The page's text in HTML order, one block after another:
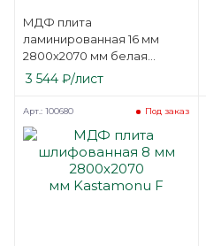
МДФ плита
ламинированная 16 мм
2800х2070 мм белая
односторонняя Эггер MB
3 544 ₽/лист
Под заказ
Арт.: 100680